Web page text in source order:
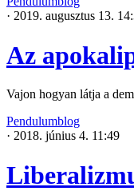
· 2019. augusztus 13.
Az
Vajon hogyan látja a
Pendulumblog
· 2018. június 4. 11:49